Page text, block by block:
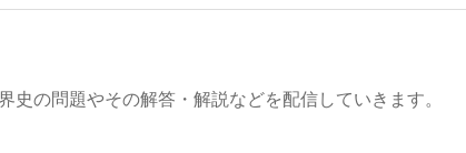
史の問題やその解答・解説などを配信していきます。